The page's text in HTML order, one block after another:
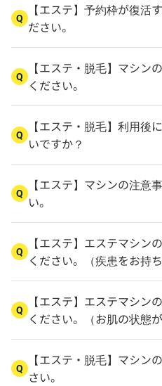
Q
【エステ】予約枠が復活
ださい。
Q
【エステ・脱毛】マシン
ください。
Q
【エステ・脱毛】利用後
いですか？
Q
【エステ】マシンの注意
い。
Q
【エステ】エステマシン
ください。（疾患をお持
Q
【エステ】エステマシン
ください。（お肌の状態が
Q
【エステ・脱毛】マシン
さい。